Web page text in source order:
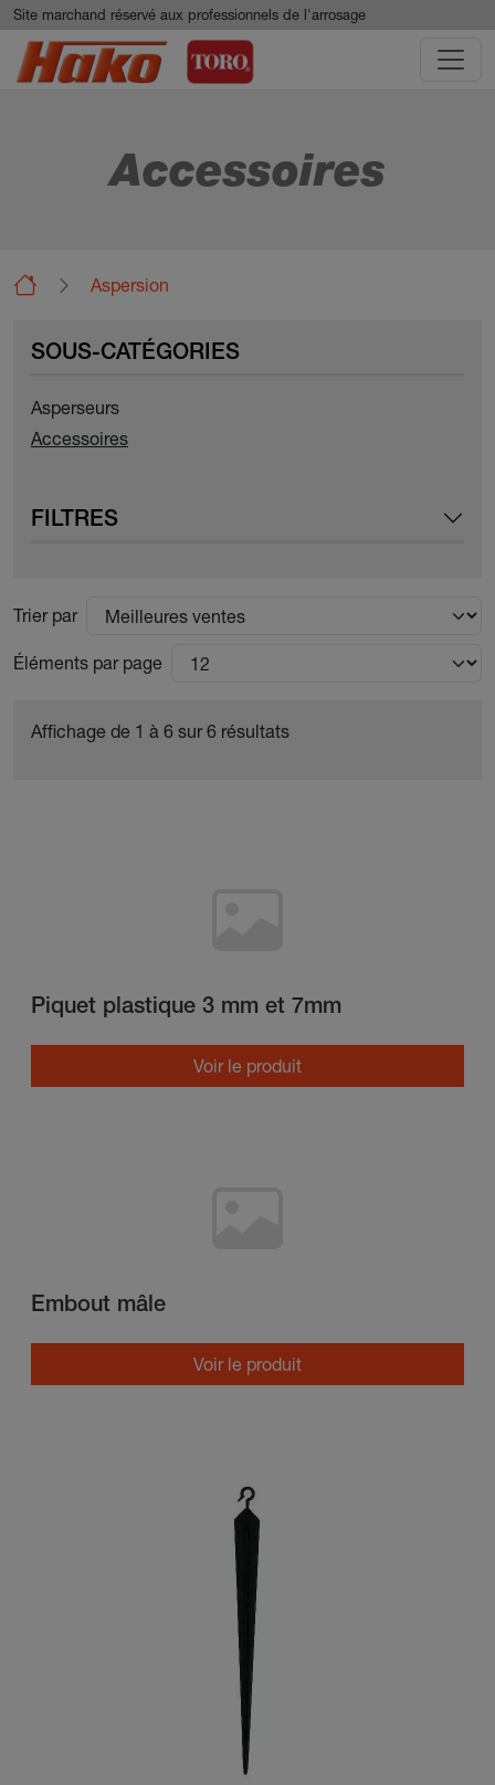
Aller au contenu principal
Site marchand réservé aux professionnels de l'arrosage
Accessoires
Aspersion
Micro aspersion
Accessoires
SOUS-CATÉGORIES
Asperseurs
Accessoires
FILTRES
Trier par
Éléments par page
Affichage de 1 à 6 sur 6 résultats
Piquet plastique 3 mm et 7mm
Voir le produit
Embout mâle
Voir le produit
Panneau de gestion des cookies